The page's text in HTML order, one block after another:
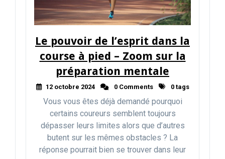
Le pouvoir de l’esprit dans la
course à pied – Zoom sur la
préparation mentale
12 octobre 2024 0 Comments 0 tags
Vous vous êtes déjà demandé pourquoi
certains coureurs semblent toujours
dépasser leurs limites alors que d’autres
butent sur les mêmes obstacles ? La
réponse pourrait bien se trouver dans leur